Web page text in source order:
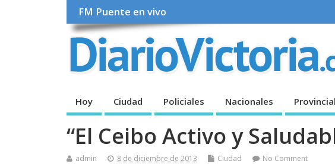
FM Puente en vivo
Hoy Ciudad Policiales Nacionales
“El Ceibo Activo y
admin 8 de diciembre de 2013 Ciudad No Comment